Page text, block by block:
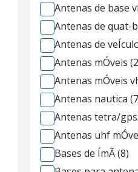
Antenas de base
Antenas de quat-
Antenas de
Antenas mÓveis
Antenas mÓveis
Antenas nautica
Antenas tetra/
Antenas uhf
Bases de ÍmÃ (8)